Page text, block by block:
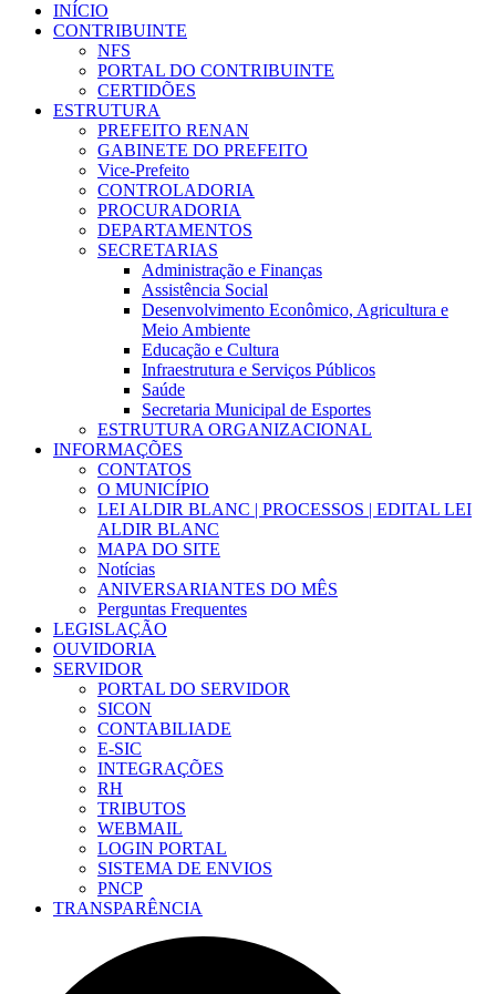
INÍCIO
CONTRIBUINTE
NFS
PORTAL DO CONTRIBUINTE
CERTIDÕES
ESTRUTURA
PREFEITO RENAN
GABINETE DO PREFEITO
Vice-Prefeito
CONTROLADORIA
PROCURADORIA
DEPARTAMENTOS
SECRETARIAS
Administração e Finanças
Assistência Social
Desenvolvimento Econômico, Agricultura e
Meio Ambiente
Educação e Cultura
Infraestrutura e Serviços Públicos
Saúde
Secretaria Municipal de Esportes
ESTRUTURA ORGANIZACIONAL
INFORMAÇÕES
CONTATOS
O MUNICÍPIO
LEI ALDIR BLANC | PROCESSOS | EDITAL LEI
ALDIR BLANC
MAPA DO SITE
Notícias
ANIVERSARIANTES DO MÊS
Perguntas Frequentes
LEGISLAÇÃO
OUVIDORIA
SERVIDOR
PORTAL DO SERVIDOR
SICON
CONTABILIADE
E-SIC
INTEGRAÇÕES
RH
TRIBUTOS
WEBMAIL
LOGIN PORTAL
SISTEMA DE ENVIOS
PNCP
TRANSPARÊNCIA